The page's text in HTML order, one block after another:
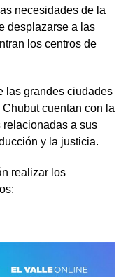
necesidades de la
desplazarse a las
los centros de
las grandes ciudades
cuentan con la
a sus
y la justicia.
realizar los